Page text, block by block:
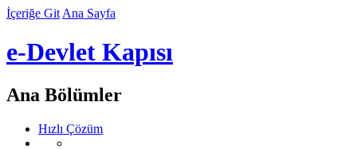
İçeriğe Git Ana Sayfa
e-Devlet Kapısı
Ana Bölümler
Hızlı Çözüm